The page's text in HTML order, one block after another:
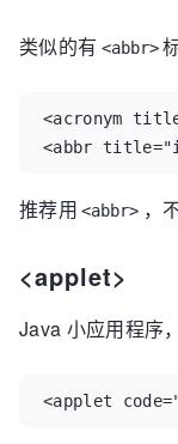
类似的有 <abbr>
<acronym
<abbr
推荐用 <abbr> ，
<applet>
Java 小应用程序
<applet